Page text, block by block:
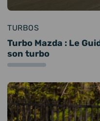
TURBOS
Turbo Mazda : Le
son turbo